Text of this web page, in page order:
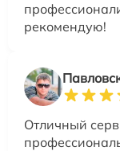
рекомендую!
Отличный